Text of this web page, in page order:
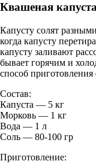
Квашеная
Капусту солят
когда капусту
капусту заливают
бывает горячим и
способ
Состав:
Капуста — 5 кг
Морковь — 1 кг
Вода — 1 л
Соль — 80-100 гр
Приготовление: